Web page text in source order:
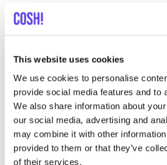
This website uses cookies
We use cookies to personalise
provide social media features and to
We also share information about
our social media, advertising and
may combine it with other information
provided to them or that they’ve
of their services.
Meer merken
A
The Knitwit Stable